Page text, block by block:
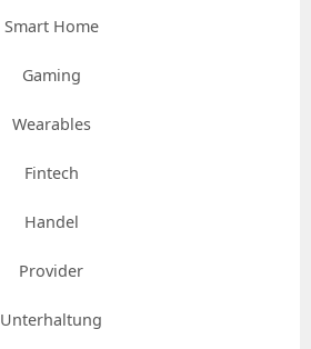
Smart Home
Gaming
Wearables
Fintech
Handel
Provider
Unterhaltung